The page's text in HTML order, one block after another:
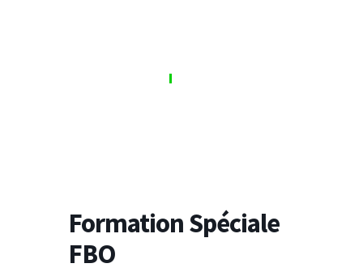
Formation Spéciale
FBO